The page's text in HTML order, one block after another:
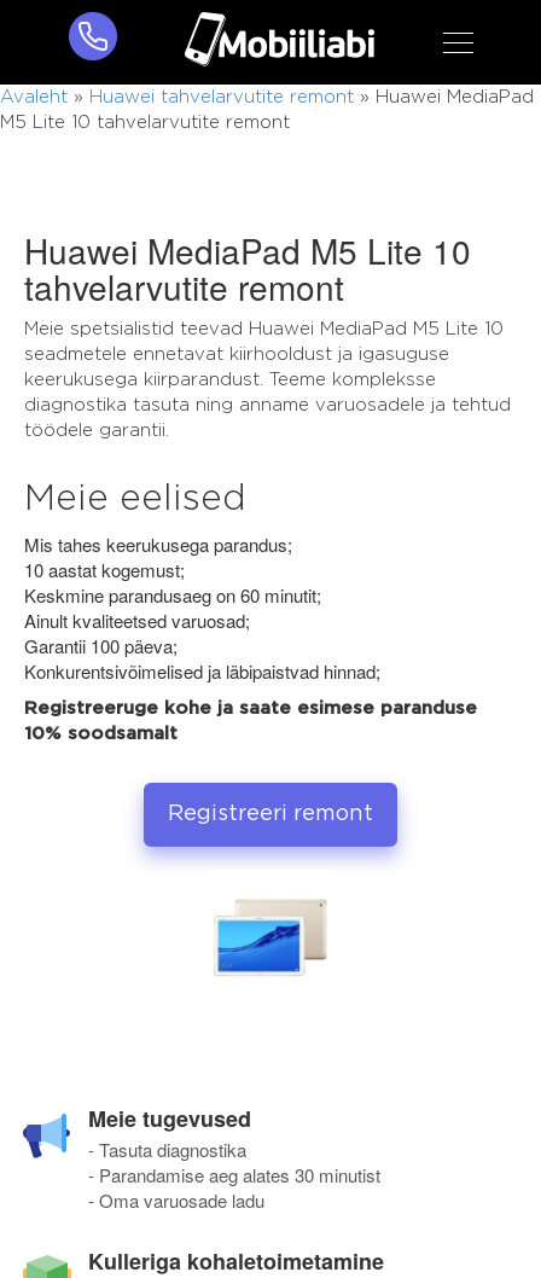
Avaleht » Huawei tahvelarvutite remont »
Huawei MediaPad
M5 Lite 10 tahvelarvutite remont
Huawei MediaPad M5 Lite 10
tahvelarvutite remont
Meie spetsialistid teevad Huawei MediaPad M5 Lite 10
seadmetele ennetavat kiirhooldust ja igasuguse
keerukusega kiirparandust. Teeme kompleksse
diagnostika tasuta ning anname varuosadele ja tehtud
töödele garantii.
Meie eelised
Mis tahes keerukusega parandus;
10 aastat kogemust;
Keskmine parandusaeg on 60 minutit;
Ainult kvaliteetsed varuosad;
Garantii 100 päeva;
Konkurentsivõimelised ja läbipaistvad hinnad;
Registreeruge kohe ja saate esimese paranduse
10% soodsamalt
Registreeri remont
Meie tugevused
- Tasuta diagnostika
- Parandamise aeg alates 30 minutist
- Oma varuosade ladu
Kulleriga kohaletoimetamine